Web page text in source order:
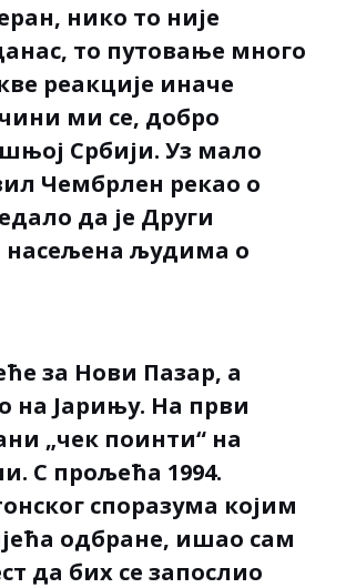
нико то није
то путовање много
реакције иначе
ми се, добро
Србији. Уз мало
Чембрлен рекао о
да је Други
насељена људима о
за Нови Пазар, а
на Јарињу. На први
„чек поинти“ на
С прољећа 1994.
споразума којим
одбране, ишао сам
да бих се запослио